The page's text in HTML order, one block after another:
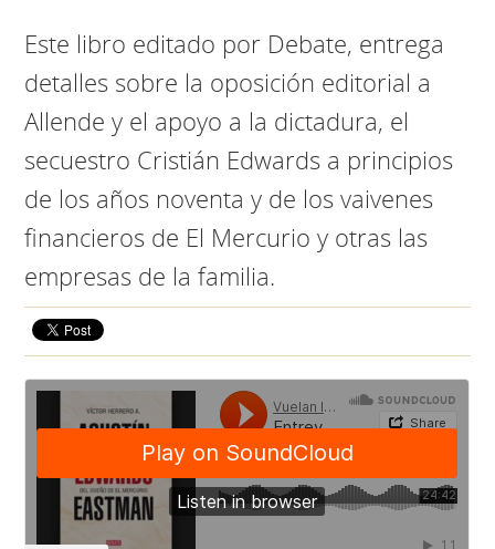
Este libro editado por Debate, entrega
detalles sobre la oposición editorial a
Allende y el apoyo a la dictadura, el
secuestro Cristián Edwards a principios
de los años noventa y de los vaivenes
financieros de El Mercurio y otras las
empresas de la familia.